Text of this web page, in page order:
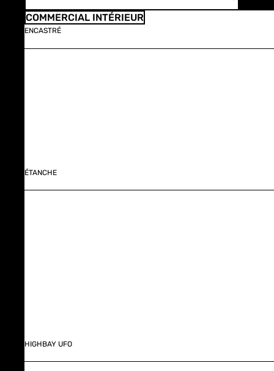
COMMERCIAL INTÉRIEUR
ENCASTRÉ
ÉTANCHE
HIGHBAY UFO